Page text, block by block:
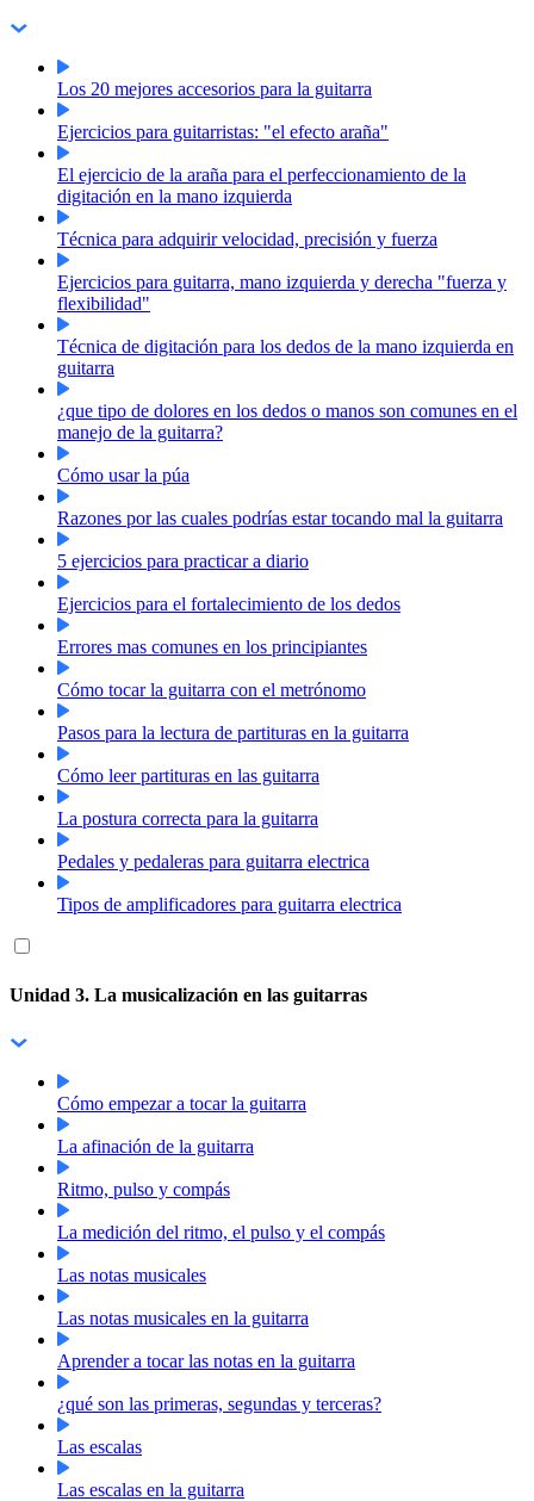
Los 20 mejores accesorios para la guitarra
Ejercicios para guitarristas: "el efecto araña"
El ejercicio de la araña para el perfeccionamiento de la
digitación en la mano izquierda
Técnica para adquirir velocidad, precisión y fuerza
Ejercicios para guitarra, mano izquierda y derecha "fuerza y
flexibilidad"
Técnica de digitación para los dedos de la mano izquierda en
guitarra
¿que tipo de dolores en los dedos o manos son comunes en el
manejo de la guitarra?
Cómo usar la púa
Razones por las cuales podrías estar tocando mal la guitarra
5 ejercicios para practicar a diario
Ejercicios para el fortalecimiento de los dedos
Errores mas comunes en los principiantes
Cómo tocar la guitarra con el metrónomo
Pasos para la lectura de partituras en la guitarra
Cómo leer partituras en las guitarra
La postura correcta para la guitarra
Pedales y pedaleras para guitarra electrica
Tipos de amplificadores para guitarra electrica
Unidad 3. La musicalización en las guitarras
Cómo empezar a tocar la guitarra
La afinación de la guitarra
Ritmo, pulso y compás
La medición del ritmo, el pulso y el compás
Las notas musicales
Las notas musicales en la guitarra
Aprender a tocar las notas en la guitarra
¿qué son las primeras, segundas y terceras?
Las escalas
Las escalas en la guitarra